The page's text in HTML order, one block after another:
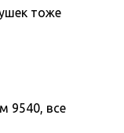
тоже
9540, все